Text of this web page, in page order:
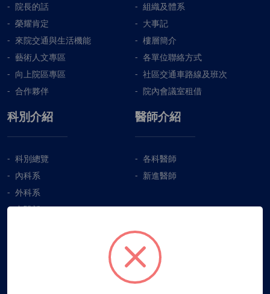
院長的話
組織及體系
榮耀肯定
大事記
來院交通與生活機能
樓層簡介
藝術人文專區
各單位聯絡方式
向上院區專區
社區交通車路線及班次
合作夥伴
院內會議室租借
科別介紹
科別總覽
內科系
外科系
中醫部
醫師介紹
各科醫師
新進醫師
衛教天地